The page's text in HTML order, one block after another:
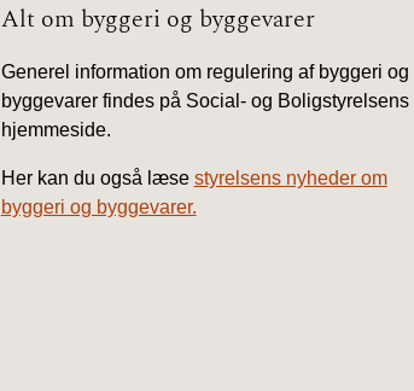
Alt om byggeri og byggevarer
Generel information om regulering af byggeri og
byggevarer findes på Social- og Boligstyrelsens
hjemmeside.
Her kan du også læse styrelsens nyheder om
byggeri og byggevarer.